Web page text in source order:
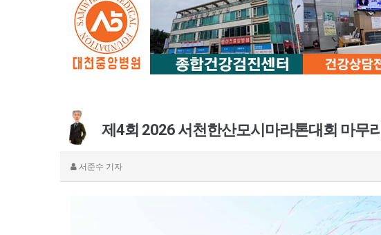
제4회 2026 서천한산모시마라톤대회 마무리
서준수 기자